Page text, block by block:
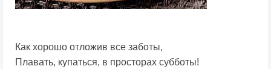
Как хорошо отложив все заботы,
Плавать, купаться, в просторах субботы!